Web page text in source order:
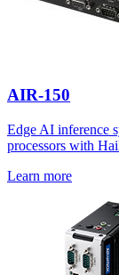
AIR-150
Edge AI inference
processors with
Learn more